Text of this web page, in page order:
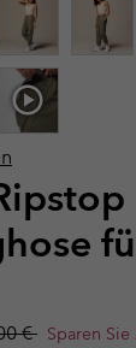
price:
€ Sparen Sie